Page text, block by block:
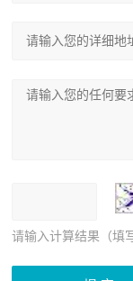
请输入计算结果（填